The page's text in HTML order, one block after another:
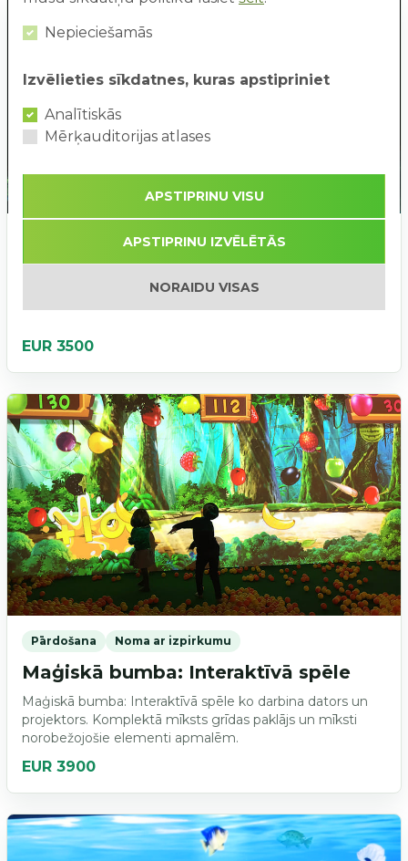
Noma ar izpirkumu
BEAM: interaktīva spēļu sistēma
EUR 3500
Pārdošana Noma ar izpirkumu
Maģiskā bumba: Interaktīvā spēle
Maģiskā bumba: Interaktīvā spēle ko darbina dators un
projektors. Komplektā mīksts grīdas paklājs un mīksti
norobežojošie elementi apmalēm.
EUR 3900
Nepieciešamās
Izvēlieties sīkdatnes, kuras apstipriniet
Analītiskās
Mērķauditorijas atlases
APSTIPRINU VISU
APSTIPRINU IZVĒLĒTĀS
NORAIDU VISAS